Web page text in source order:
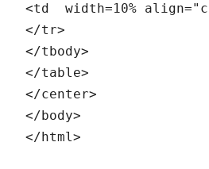
<td  width=10%
</tr>
</tbody>
</table>
</center>
</body>
</html>